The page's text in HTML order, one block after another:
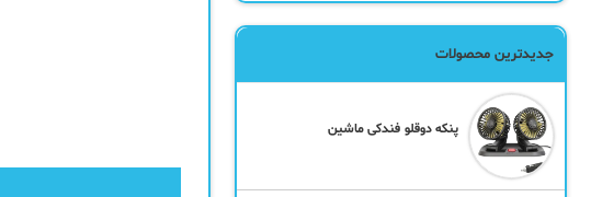
جدیدترین محصولات
پنکه دوقلو فندکی ماشین